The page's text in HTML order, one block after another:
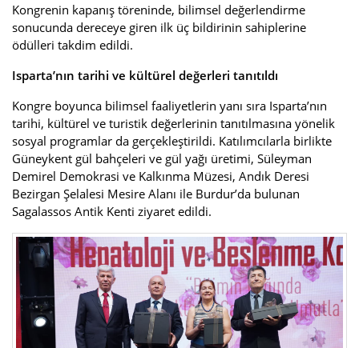
Kongrenin kapanış töreninde, bilimsel değerlendirme
sonucunda dereceye giren ilk üç bildirinin sahiplerine
ödülleri takdim edildi.
Isparta’nın tarihi ve kültürel değerleri tanıtıldı
Kongre boyunca bilimsel faaliyetlerin yanı sıra Isparta’nın
tarihi, kültürel ve turistik değerlerinin tanıtılmasına yönelik
sosyal programlar da gerçekleştirildi. Katılımcılarla birlikte
Güneykent gül bahçeleri ve gül yağı üretimi, Süleyman
Demirel Demokrasi ve Kalkınma Müzesi, Andık Deresi
Bezirgan Şelalesi Mesire Alanı ile Burdur’da bulunan
Sagalassos Antik Kenti ziyaret edildi.